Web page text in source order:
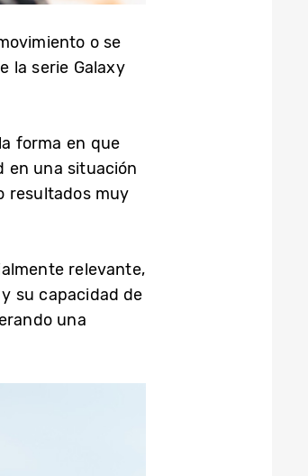
o se
la serie Galaxy
forma en que
en una situación
resultados muy
relevante,
su capacidad de
una